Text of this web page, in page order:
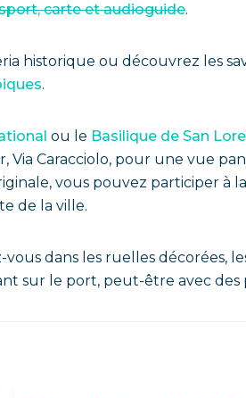
carte et audioguide.
historique ou découvrez les
.
ou le Basilique de San
Caracciolo, pour une vue
vous pouvez participer à la
de la ville.
dans les ruelles décorées,
sur le port, peut-être avec des